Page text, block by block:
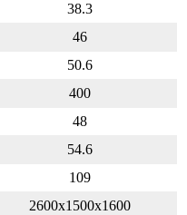
38.3
46
50.6
400
48
54.6
109
2600x1500x1600